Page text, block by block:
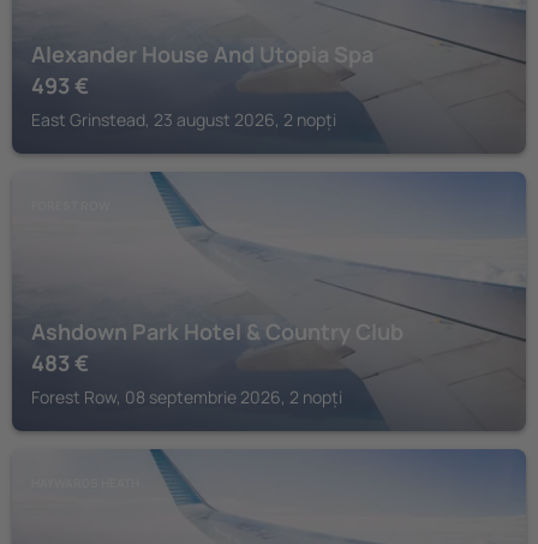
Alexander House And Utopia Spa
493 €
East Grinstead, 23 august 2026, 2 nopți
Ashdown Park Hotel & Country Club
483 €
Forest Row, 08 septembrie 2026, 2 nopți